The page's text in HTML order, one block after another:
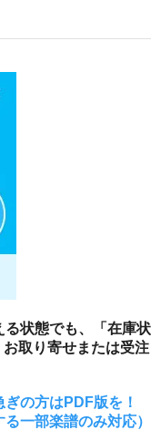
る状態でも、「在庫状
取り寄せまたは受注
の方はPDF版を！
一部楽譜のみ対応）